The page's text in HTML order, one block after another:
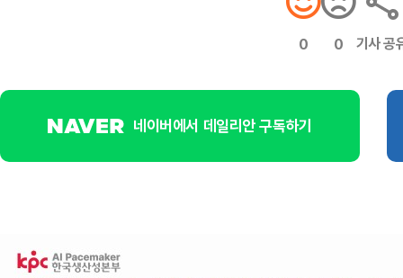
0 0 기사 공
네이버에서 데일리안 구독하기